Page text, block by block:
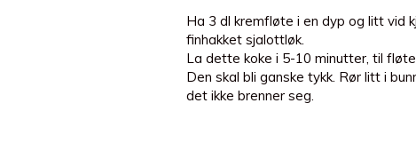
Ha 3 dl kremfløte i en dyp og litt vid
finhakket sjalottløk.
La dette koke i 5-10 minutter, til
Den skal bli ganske tykk. Rør litt i
det ikke brenner seg.